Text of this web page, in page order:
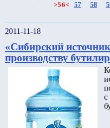
>56< 57 58
2011-11-18
«Сибирский
производству